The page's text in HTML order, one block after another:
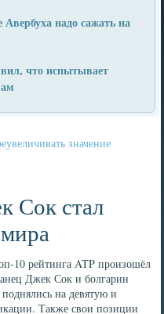
надо сажать на
что испытывает
значение
Сок стал
10 рейтинга ATP произошёл
Джек Сок и болгарин
на девятую и
Также свои позиции